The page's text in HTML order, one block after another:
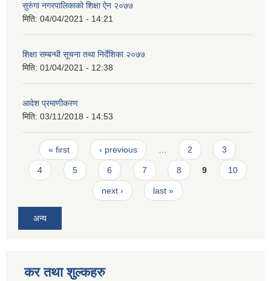
सुरुंगा नगरपालिकाको शिक्षा ऐन २०७७
मिति: 04/04/2021 - 14:21
शिक्षा सम्बन्धी सूचना तथा निर्देशिका २०७७
मिति: 01/04/2021 - 12:38
आदेश प्रमाणीकरण
मिति: 03/11/2018 - 14:53
Pages
« first ‹ previous 2 3
4 5 6 7 8 9 10
next › last »
अन्य
कर तथा शुल्कहरु